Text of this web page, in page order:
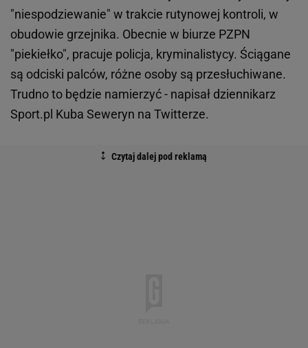
"niespodziewanie" w trakcie rutynowej kontroli, w
obudowie grzejnika. Obecnie w biurze PZPN
"piekiełko", pracuje policja, kryminalistycy. Ściągane
są odciski palców, różne osoby są przesłuchiwane.
Trudno to będzie namierzyć - napisał dziennikarz
Sport.pl Kuba Seweryn na Twitterze.